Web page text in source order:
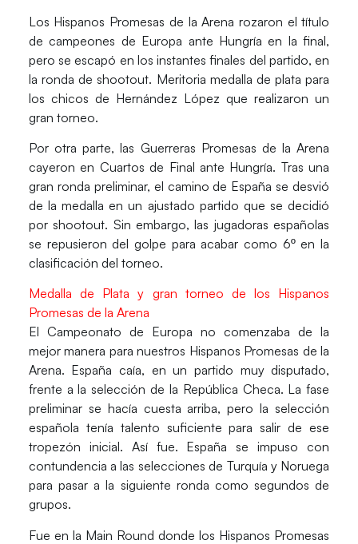
Los Hispanos Promesas de la Arena rozaron el título
de campeones de Europa ante Hungría en la final,
pero se escapó en los instantes finales del partido, en
la ronda de shootout. Meritoria medalla de plata para
los chicos de Hernández López que realizaron un
gran torneo.
Por otra parte, las Guerreras Promesas de la Arena
cayeron en Cuartos de Final ante Hungría. Tras una
gran ronda preliminar, el camino de España se desvió
de la medalla en un ajustado partido que se decidió
por shootout. Sin embargo, las jugadoras españolas
se repusieron del golpe para acabar como 6º en la
clasificación del torneo.
Medalla de Plata y gran torneo de los Hispanos
Promesas de la Arena
El Campeonato de Europa no comenzaba de la
mejor manera para nuestros Hispanos Promesas de la
Arena. España caía, en un partido muy disputado,
frente a la selección de la República Checa. La fase
preliminar se hacía cuesta arriba, pero la selección
española tenía talento suficiente para salir de ese
tropezón inicial. Así fue. España se impuso con
contundencia a las selecciones de Turquía y Noruega
para pasar a la siguiente ronda como segundos de
grupos.
Fue en la Main Round donde los Hispanos Promesas